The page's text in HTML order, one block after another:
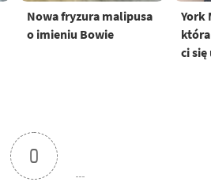
Nowa fryzura malipusa
o imieniu Bowie
York
ci się
0